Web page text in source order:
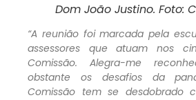
Dom João Justino. Foto:
“A reunião foi marcada pela
assessores que atuam nos
Comissão. Alegra-me
obstante os desafios da
Comissão tem se desdobrado